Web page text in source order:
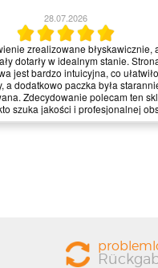
28.07.2026
zrealizowane błyskawicznie,
dotarły w idealnym stanie.
jest bardzo intuicyjna, co
a dodatkowo paczka była
Zdecydowanie polecam ten
szuka jakości i profesjonalnej